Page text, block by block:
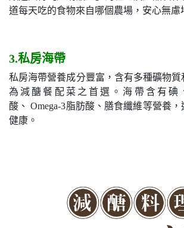
道每天吃的食物來自哪個農場，安心無慮
3.私房海帶
私房海帶營養成分豐富，含有多種礦物
為減醣餐配菜之首選。海帶含有碘
酸、 Omega-3脂肪酸、膳食纖維等營養
健康。